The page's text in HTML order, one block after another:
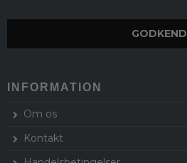
GODKEND
INFORMATION
Om os
Kontakt